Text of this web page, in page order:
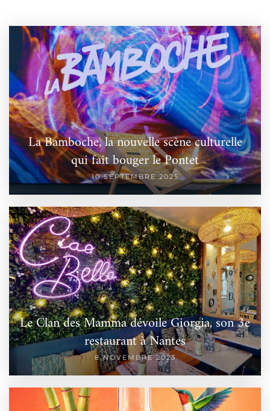
La Bamboche, la nouvelle scène culturelle
qui fait bouger le Pontet
10 SEPTEMBRE 2025
Le Clan des Mamma dévoile Giorgia, son 3e
restaurant à Nantes
8 NOVEMBRE 2023